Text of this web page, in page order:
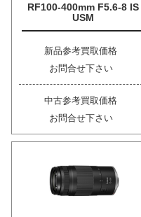
RF100-400mm F5.6-8 IS
USM
新品参考買取価格
お問合せ下さい
中古参考買取価格
お問合せ下さい